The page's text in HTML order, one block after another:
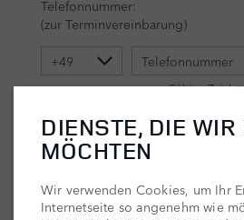
DIENSTE, DIE WIR
MÖCHTEN
Wir verwenden Cookies, um Ihr
Internetseite so angenehm wie